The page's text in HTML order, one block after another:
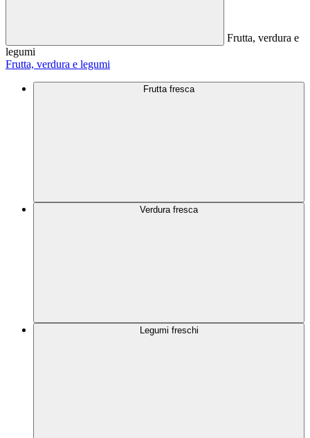
Frutta, verdura e
legumi
Frutta, verdura e legumi
Frutta fresca
Verdura fresca
Legumi freschi